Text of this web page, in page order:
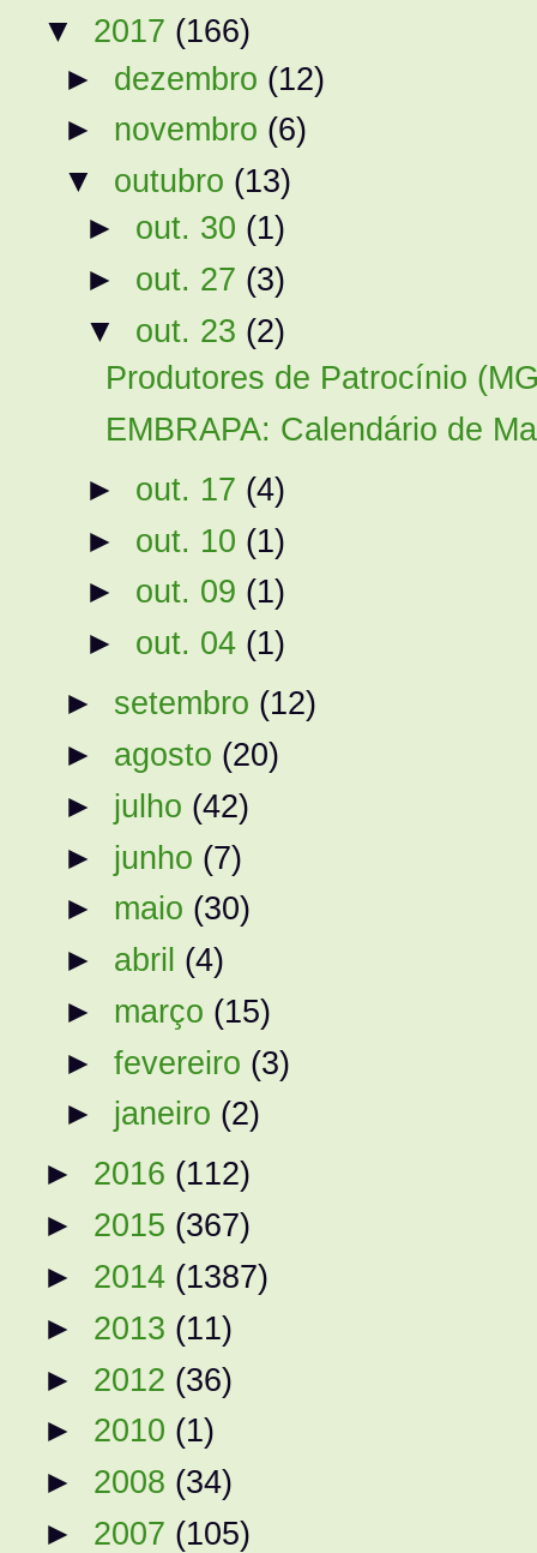
▼ 2017 (166)
► dezembro (12)
► novembro (6)
▼ outubro (13)
► out. 30 (1)
► out. 27 (3)
▼ out. 23 (2)
Produtores de Patrocínio
EMBRAPA: Calendário de
► out. 17 (4)
► out. 10 (1)
► out. 09 (1)
► out. 04 (1)
► setembro (12)
► agosto (20)
► julho (42)
► junho (7)
► maio (30)
► abril (4)
► março (15)
►fevereiro (3)
► janeiro (2)
► 2016 (112)
► 2015 (367)
► 2014 (1387)
► 2013 (11)
► 2012 (36)
► 2010 (1)
► 2008 (34)
► 2007 (105)